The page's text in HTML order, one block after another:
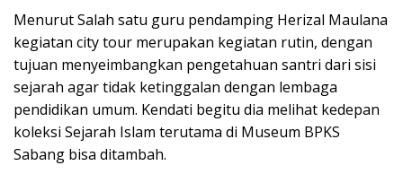
Menurut Salah satu guru pendamping Herizal Maulana
kegiatan city tour merupakan kegiatan rutin, dengan
tujuan menyeimbangkan pengetahuan santri dari sisi
sejarah agar tidak ketinggalan dengan lembaga
pendidikan umum. Kendati begitu dia melihat kedepan
koleksi Sejarah Islam terutama di Museum BPKS
Sabang bisa ditambah.